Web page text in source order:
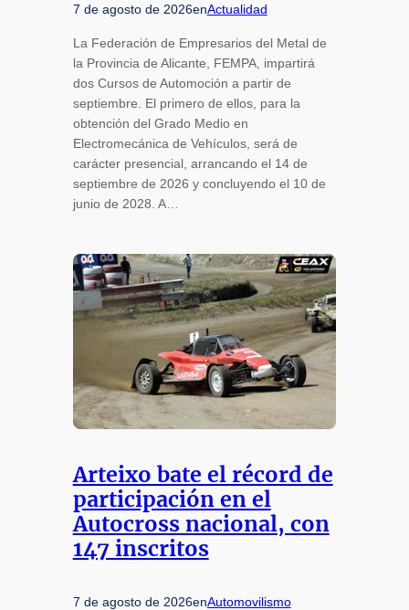
7 de agosto de 2026enActualidad
La Federación de Empresarios del Metal de
la Provincia de Alicante, FEMPA, impartirá
dos Cursos de Automoción a partir de
septiembre. El primero de ellos, para la
obtención del Grado Medio en
Electromecánica de Vehículos, será de
carácter presencial, arrancando el 14 de
septiembre de 2026 y concluyendo el 10 de
junio de 2028. A…
Arteixo bate el récord de
participación en el
Autocross nacional, con
147 inscritos
7 de agosto de 2026enAutomovilismo